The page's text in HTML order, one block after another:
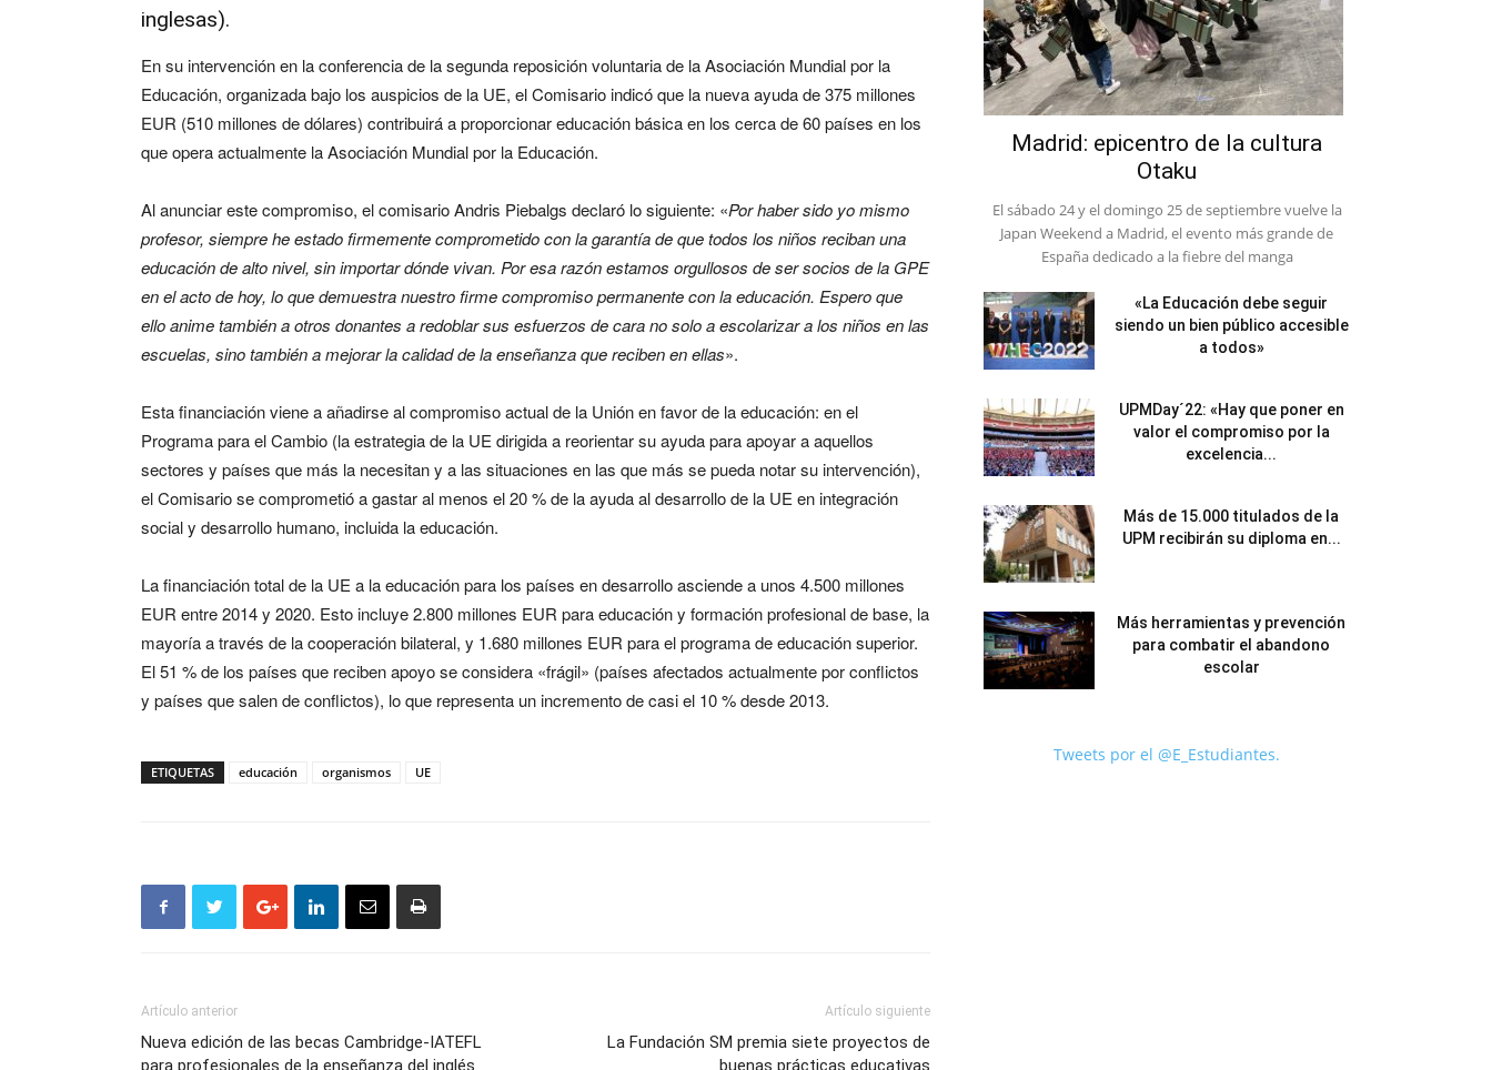
inglesas).
En su intervención en la conferencia de la segunda reposición voluntaria de la Asociación Mundial por la
Educación, organizada bajo los auspicios de la UE, el Comisario indicó que la nueva ayuda de 375 millones
EUR (510 millones de dólares) contribuirá a proporcionar educación básica en los cerca de 60 países en los
que opera actualmente la Asociación Mundial por la Educación.
Al anunciar este compromiso, el comisario Andris Piebalgs declaró lo siguiente: «Por haber sido yo mismo
profesor, siempre he estado firmemente comprometido con la garantía de que todos los niños reciban una
educación de alto nivel, sin importar dónde vivan. Por esa razón estamos orgullosos de ser socios de la GPE
en el acto de hoy, lo que demuestra nuestro firme compromiso permanente con la educación. Espero que
ello anime también a otros donantes a redoblar sus esfuerzos de cara no solo a escolarizar a los niños en las
escuelas, sino también a mejorar la calidad de la enseñanza que reciben en ellas».
Esta financiación viene a añadirse al compromiso actual de la Unión en favor de la educación: en el
Programa para el Cambio (la estrategia de la UE dirigida a reorientar su ayuda para apoyar a aquellos
sectores y países que más la necesitan y a las situaciones en las que más se pueda notar su intervención),
el Comisario se comprometió a gastar al menos el 20 % de la ayuda al desarrollo de la UE en integración
social y desarrollo humano, incluida la educación.
La financiación total de la UE a la educación para los países en desarrollo asciende a unos 4.500 millones
EUR entre 2014 y 2020. Esto incluye 2.800 millones EUR para educación y formación profesional de base, la
mayoría a través de la cooperación bilateral, y 1.680 millones EUR para el programa de educación superior.
El 51 % de los países que reciben apoyo se considera «frágil» (países afectados actualmente por conflictos
y países que salen de conflictos), lo que representa un incremento de casi el 10 % desde 2013.
ETIQUETAS educación organismos UE
Artículo anterior
Nueva edición de las becas Cambridge-IATEFL
para profesionales de la enseñanza del inglés
Artículo siguiente
La Fundación SM premia siete proyectos de
buenas prácticas educativas
Madrid: epicentro de la cultura
Otaku
El sábado 24 y el domingo 25 de septiembre vuelve la
Japan Weekend a Madrid, el evento más grande de
España dedicado a la fiebre del manga
«La Educación debe seguir
siendo un bien público accesible
a todos»
UPMDay´22: «Hay que poner en
valor el compromiso por la
excelencia...
Más de 15.000 titulados de la
UPM recibirán su diploma en...
Más herramientas y prevención
para combatir el abandono
escolar
Tweets por el @E_Estudiantes.